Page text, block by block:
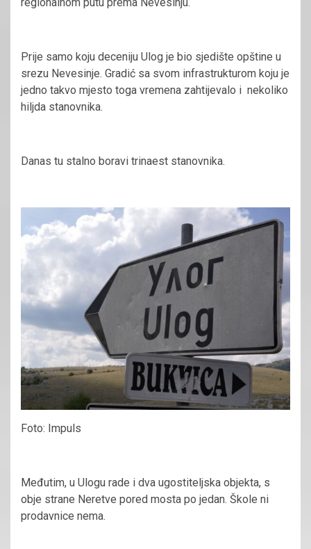
Prije samo koju deceniju Ulog je bio sjedište opštine u
srezu Nevesinje. Gradić sa svom infrastrukturom koju je
jedno takvo mjesto toga vremena zahtijevalo i nekoliko
hiljda stanovnika.
Danas tu stalno boravi trinaest stanovnika.
Foto: Impuls
Međutim, u Ulogu rade i dva ugostiteljska objekta, s
obje strane Neretve pored mosta po jedan. Škole ni
prodavnice nema.